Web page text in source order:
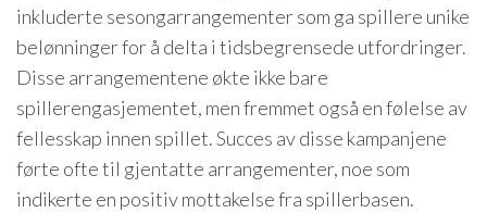
inkluderte sesongarrangementer som ga spillere unike
belønninger for å delta i tidsbegrensede utfordringer.
Disse arrangementene økte ikke bare
spillerengasjementet, men fremmet også en følelse av
fellesskap innen spillet. Succes av disse kampanjene
førte ofte til gjentatte arrangementer, noe som
indikerte en positiv mottakelse fra spillerbasen.